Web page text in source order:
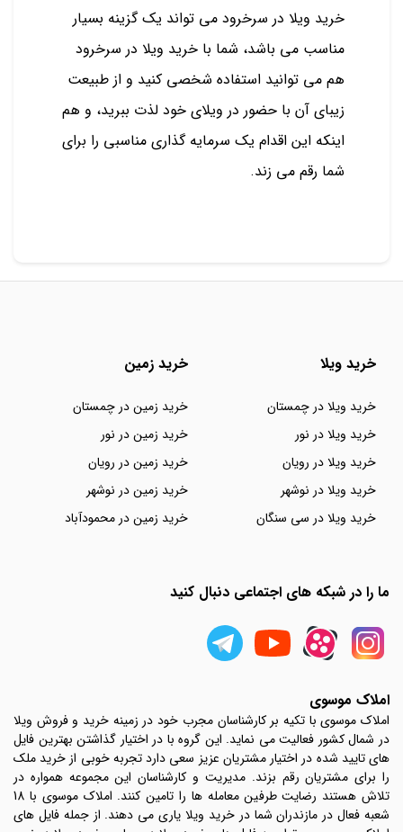
خرید ویلا در سرخرود می تواند یک گزینه بسیار
مناسب می باشد، شما با خرید ویلا در سرخرود
هم می توانید استفاده شخصی کنید و از طبیعت
زیبای آن با حضور در ویلای خود لذت ببرید، و هم
اینکه این اقدام یک سرمایه گذاری مناسبی را برای
شما رقم می زند.
خرید ویلا
خرید ویلا در چمستان
خرید ویلا در نور
خرید ویلا در رویان
خرید ویلا در نوشهر
خرید ویلا در سی سنگان
خرید زمین
خرید زمین در چمستان
خرید زمین در نور
خرید زمین در رویان
خرید زمین در نوشهر
خرید زمین در محمودآباد
ما را در شبکه های اجتماعی دنبال کنید
املاک موسوی
املاک موسوی با تکیه بر کارشناسان مجرب خود در زمینه خرید و فروش ویلا
در شمال کشور فعالیت می نماید. این گروه با در اختیار گذاشتن بهترین فایل
های تایید شده در اختیار مشتریان عزیز سعی دارد تجربه خوبی از خرید ملک
را برای مشتریان رقم بزند. مدیریت و کارشناسان این مجموعه همواره در
تلاش هستند رضایت طرفین معامله ها را تامین کنند. املاک موسوی با 18
شعبه فعال در مازندران شما در خرید ویلا یاری می دهند. از جمله فایل های